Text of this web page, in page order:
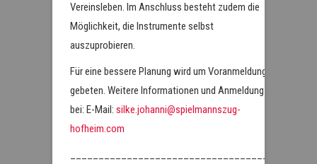
Vereinsleben. Im Anschluss besteht zudem die
Möglichkeit, die Instrumente selbst
auszuprobieren.
Für eine bessere Planung wird um Voranmeldung
gebeten. Weitere Informationen und Anmeldung
bei: E-Mail: silke.johanni@spielmannszug-
hofheim.com